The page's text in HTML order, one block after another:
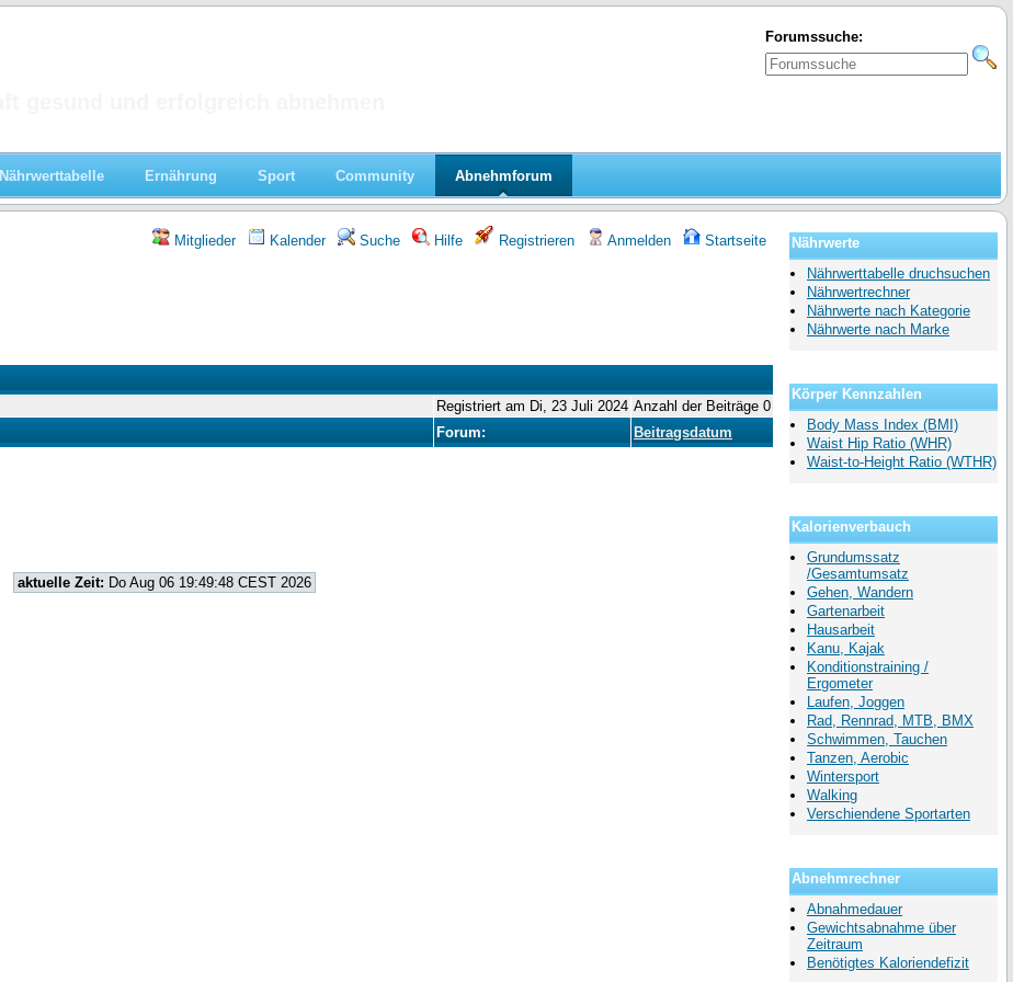
Forumssuche:
Nährwerttabelle Ernährung Sport Community Abnehmforum
Mitglieder Kalender Suche Hilfe Registrieren Anmelden Startseite
Registriert am Di, 23 Juli 2024 Anzahl der Beiträge 0
Forum: Beitragsdatum
aktuelle Zeit: Do Aug 06 19:49:48 CEST 2026
Nährwerte
Nährwerttabelle druchsuchen
Nährwertrechner
Nährwerte nach Kategorie
Nährwerte nach Marke
Körper Kennzahlen
Body Mass Index (BMI)
Waist Hip Ratio (WHR)
Waist-to-Height Ratio (WTHR)
Kalorienverbauch
Grundumssatz
/Gesamtumsatz
Gehen, Wandern
Gartenarbeit
Hausarbeit
Kanu, Kajak
Konditionstraining /
Ergometer
Laufen, Joggen
Rad, Rennrad, MTB, BMX
Schwimmen, Tauchen
Tanzen, Aerobic
Wintersport
Walking
Verschiendene Sportarten
Abnehmrechner
Abnahmedauer
Gewichtsabnahme über
Zeitraum
Benötigtes Kaloriendefizit